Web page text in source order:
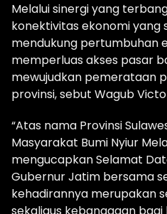
Melalui sinergi yang
konektivitas ekonomi yang
mendukung pertumbuhan
memperluas akses pasar
mewujudkan pemerataan
provinsi, sebut Wagub
“Atas nama Provinsi
Masyarakat Bumi Nyiur
mengucapkan Selamat
Gubernur Jatim bersama
kehadirannya merupakan